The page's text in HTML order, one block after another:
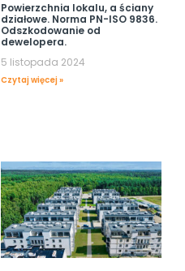
Powierzchnia lokalu, a ściany
działowe. Norma PN-ISO 9836.
Odszkodowanie od
dewelopera.
5 listopada 2024
Czytaj więcej »